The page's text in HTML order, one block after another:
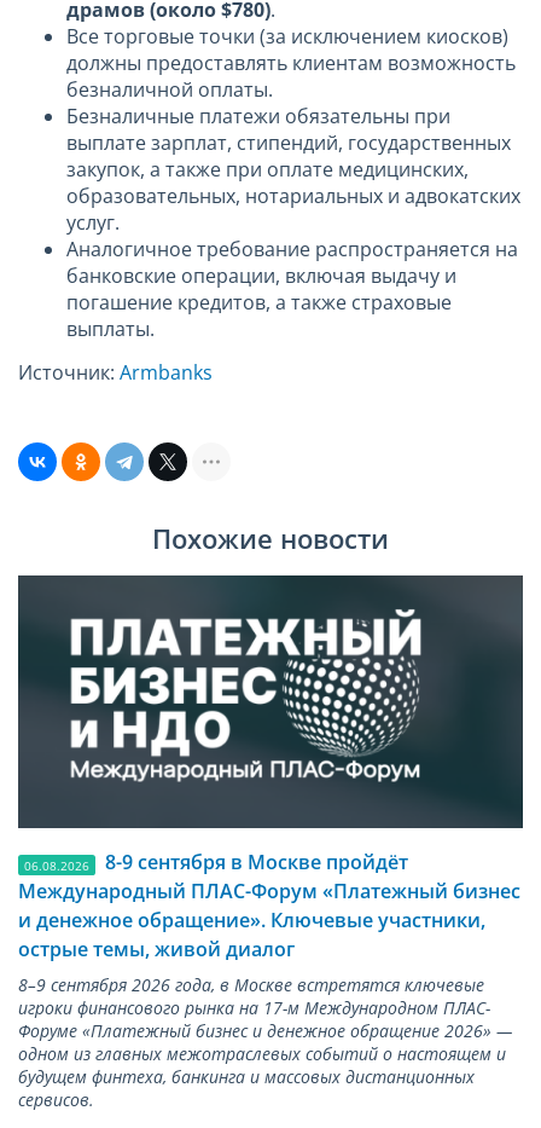
драмов (около $780).
Все торговые точки (за исключением киосков)
должны предоставлять клиентам возможность
безналичной оплаты.
Безналичные платежи обязательны при
выплате зарплат, стипендий, государственных
закупок, а также при оплате медицинских,
образовательных, нотариальных и адвокатских
услуг.
Аналогичное требование распространяется на
банковские операции, включая выдачу и
погашение кредитов, а также страховые
выплаты.
Источник: Armbanks
Похожие новости
06.08.2026
8-9 сентября в Москве пройдёт
Международный ПЛАС-Форум «Платежный бизнес
и денежное обращение». Ключевые участники,
острые темы, живой диалог
8–9 сентября 2026 года, в Москве встретятся ключевые
игроки финансового рынка на 17-м Международном ПЛАС-
Форуме «Платежный бизнес и денежное обращение 2026» —
одном из главных межотраслевых событий о настоящем и
будущем финтеха, банкинга и массовых дистанционных
сервисов.